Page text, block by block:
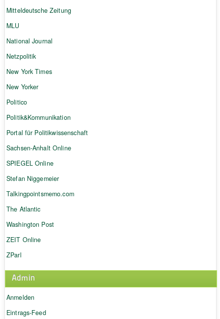
Mitteldeutsche Zeitung
MLU
National Journal
Netzpolitik
New York Times
New Yorker
Politico
Politik&Kommunikation
Portal für Politikwissenschaft
Sachsen-Anhalt Online
SPIEGEL Online
Stefan Niggemeier
Talkingpointsmemo.com
The Atlantic
Washington Post
ZEIT Online
ZParl
Admin
Anmelden
Eintrags-Feed